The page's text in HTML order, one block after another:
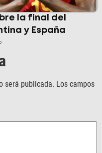
la final del
y España
será publicada. Los campos